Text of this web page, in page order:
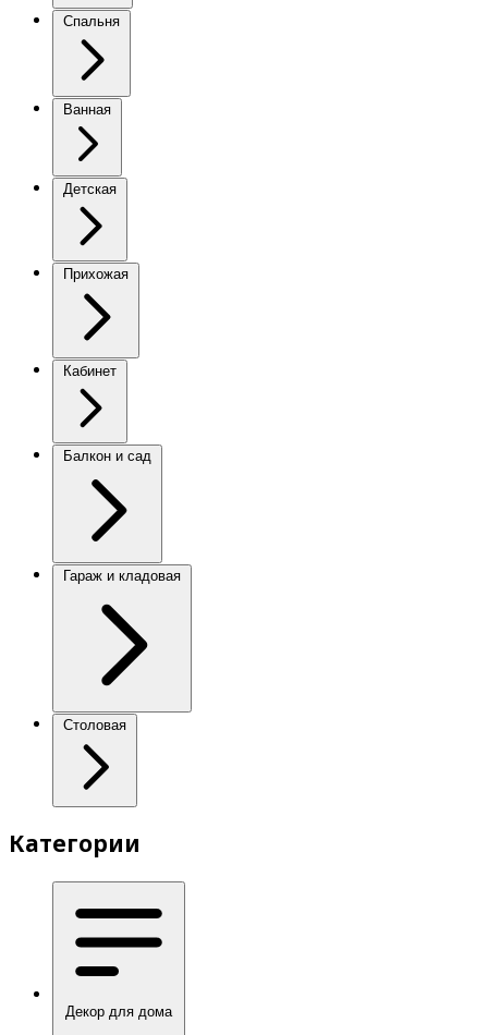
Спальня
Ванная
Детская
Прихожая
Кабинет
Балкон и сад
Гараж и кладовая
Столовая
Категории
Декор для дома